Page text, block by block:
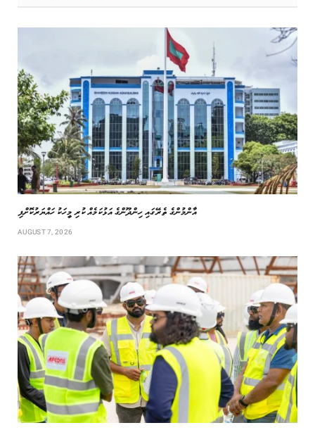
އާންމުންގެ ތެރޭގައި ހިންދޫންގެ އަޅުކަމެއް ކުރި މީހަކު ހައްޔަރުކޮށްފި
AUGUST 7, 2026